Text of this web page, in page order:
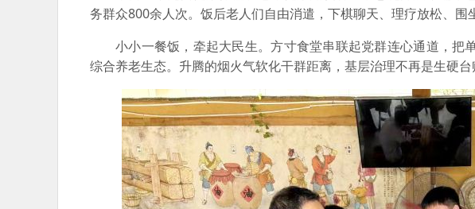
务群众800余人次。饭后老人们自由消遣，下棋聊天、理疗放松、围
小小一餐饭，牵起大民生。方寸食堂串联起党群连心通道，
综合养老生态。升腾的烟火气软化干群距离，基层治理不再是生硬台